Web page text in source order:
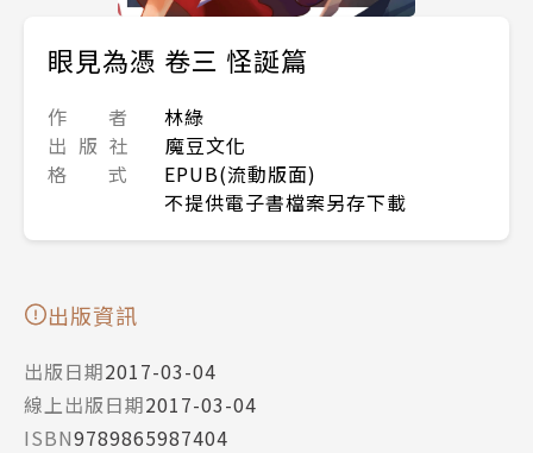
眼見為憑 卷三 怪誕篇
作 者
林綠
出 版 社
魔豆文化
格 式
EPUB(流動版面)
不提供電子書檔案另存下載
出版資訊
出版日期2017-03-04
線上出版日期2017-03-04
ISBN9789865987404